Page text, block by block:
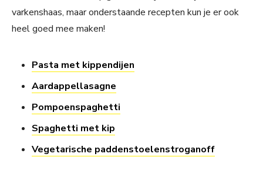
varkenshaas, maar onderstaande recepten kun je er ook
heel goed mee maken!
Pasta met kippendijen
Aardappellasagne
Pompoenspaghetti
Spaghetti met kip
Vegetarische paddenstoelenstroganoff